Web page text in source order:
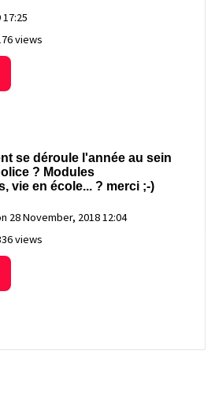
views
se déroule l'année au sein
? Modules
vie en école... ? merci ;-)
28 November, 2018 12:04
views